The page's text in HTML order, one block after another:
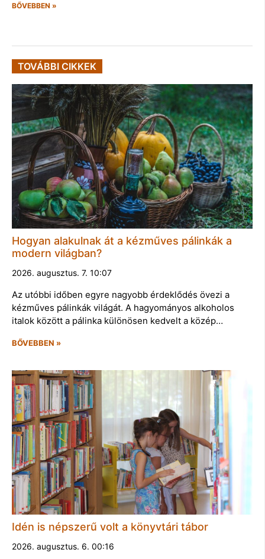
BŐVEBBEN »
TOVÁBBI CIKKEK
Hogyan alakulnak át a kézműves pálinkák a
modern világban?
2026. augusztus. 7. 10:07
Az utóbbi időben egyre nagyobb érdeklődés övezi a
kézműves pálinkák világát. A hagyományos alkoholos
italok között a pálinka különösen kedvelt a közép…
BŐVEBBEN »
Idén is népszerű volt a könyvtári tábor
2026. augusztus. 6. 00:16